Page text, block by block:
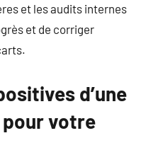
et les audits internes
et de corriger
d’une
pour votre